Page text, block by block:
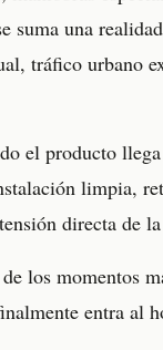
suma una
tráfico urbano
el producto
limpia,
directa de
los momentos
entra al